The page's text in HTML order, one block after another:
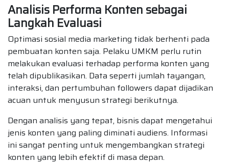
Analisis Performa Konten sebagai
Langkah Evaluasi
Optimasi sosial media marketing tidak berhenti pada
pembuatan konten saja. Pelaku UMKM perlu rutin
melakukan evaluasi terhadap performa konten yang
telah dipublikasikan. Data seperti jumlah tayangan,
interaksi, dan pertumbuhan followers dapat dijadikan
acuan untuk menyusun strategi berikutnya.
Dengan analisis yang tepat, bisnis dapat mengetahui
jenis konten yang paling diminati audiens. Informasi
ini sangat penting untuk mengembangkan strategi
konten yang lebih efektif di masa depan.